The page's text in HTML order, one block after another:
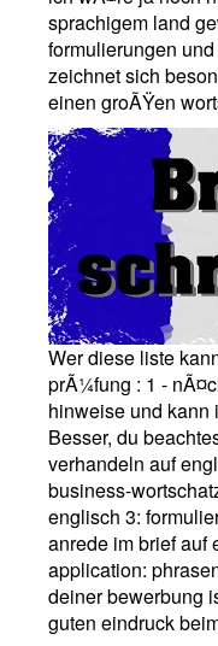
sprachigem land
formulierungen
zeichnet sich
einen groÃŸen
Wer diese liste
prÃ¼fung : 1 -
hinweise und kann
Besser, du
verhandeln auf
business-
englisch 3:
anrede im brief auf
application:
deiner bewerbung
guten eindruck